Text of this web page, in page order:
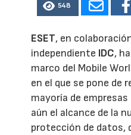
548
ESET, en
independiente IDC,
marco del Mobile
en el que se pone de
mayoría de
aún el alcance de la
protección de datos,